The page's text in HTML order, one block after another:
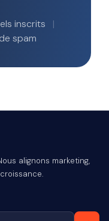
inscrits
spam
alignons marketing,